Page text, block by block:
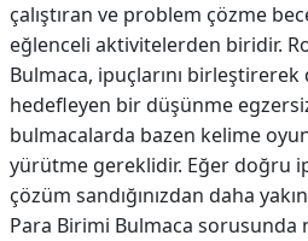
çalıştıran ve problem çözme
eğlenceli aktivitelerden biridir.
Bulmaca, ipuçlarını
hedefleyen bir düşünme
bulmacalarda bazen kelime
yürütme gereklidir. Eğer doğru
çözüm sandığınızdan daha
Para Birimi Bulmaca sorusunda